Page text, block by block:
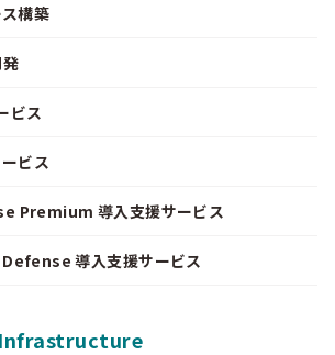
構築
ビス
ビス
Premium 導入支援サービス
導入支援サービス